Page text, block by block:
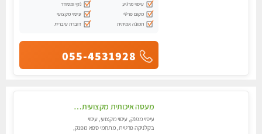
עיסוי מרגיע
נקי ומסודר
מקום פרטי
עיסוי מקצועי
תמונה אמיתית
דוברת עיברית
055-4531928
מעסה איכותית מקצועית ומפנקת בירושלים .מומלץ!!
עיסוי מפנק, עיסוי מקצועי, עיסוי
בקלניקה פרטית, מתחמי ספא מפנק,